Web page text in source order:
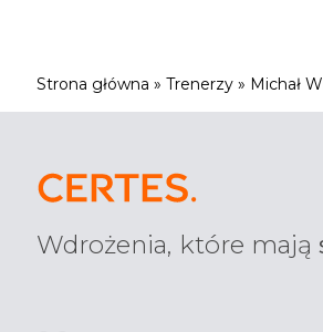
Strona główna » Trenerzy » Michał
Wdrożenia, które mają